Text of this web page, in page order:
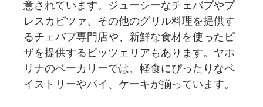
意されています。ジューシーなチェバプやプ
レスカビツァ、その他のグリル料理を提供す
るチェバプ専門店や、新鮮な食材を使ったピ
ザを提供するピッツェリアもあります。ヤホ
リナのベーカリーでは、軽食にぴったりなペ
イストリーやパイ、ケーキが揃っています。